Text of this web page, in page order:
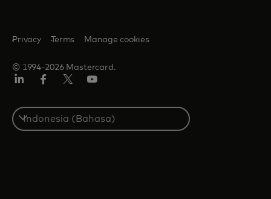
© 1994-2026 Mastercard.
Privacy Terms Manage cookies
Select
a
country